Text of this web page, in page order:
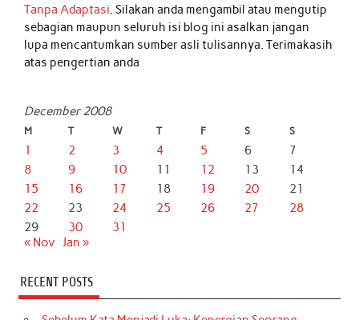
Tanpa Adaptasi . Silakan anda mengambil atau mengutip
sebagian maupun seluruh isi blog ini asalkan jangan
lupa mencantumkan sumber asli tulisannya. Terimakasih
atas pengertian anda
December 2008
M T W T F S S
1 2 3 4 5 6
7
8
9 10 11 12 13
14
15
16 17 18 19 20
21
22
23 24 25 26 27
28
29
30
31
« Nov Jan »
RECENT POSTS